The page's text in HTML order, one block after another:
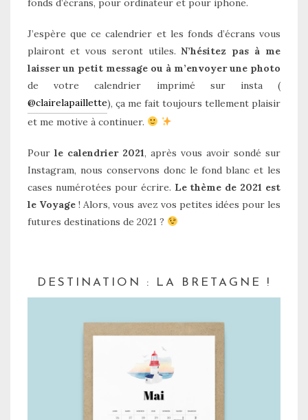
fonds d’écrans, pour ordinateur et pour iphone.
J’espère que ce calendrier et les fonds d’écrans vous
plairont et vous seront utiles.N’hésitez pas à me
laisser un petit message ou à m’envoyer une photo
de votre calendrier imprimé sur insta (
@clairelapaillette), ça me fait toujours tellement plaisir
et me motive à continuer.
Pour le calendrier 2021, après vous avoir sondé sur
Instagram, nous conservons donc le fond blanc et les
cases numérotées pour écrire. Le thème de 2021 est
le Voyage ! Alors, vous avez vos petites idées pour les
futures destinations de 2021 ?
DESTINATION : LA BRETAGNE !